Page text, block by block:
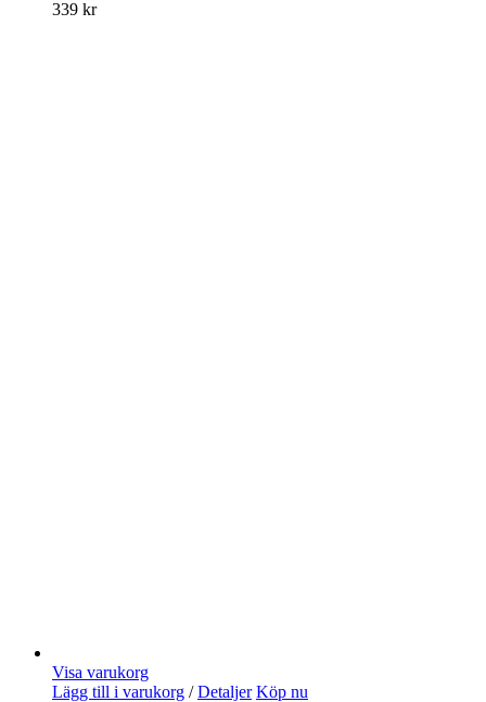
339 kr
Visa varukorg
Lägg till i varukorg / Detaljer Köp nu